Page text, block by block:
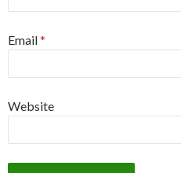
Email*
Website